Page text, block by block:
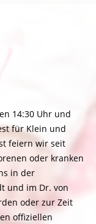
14:30 Uhr und
für Klein und
feiern wir seit
oder kranken
in der
und im Dr. von
oder zur Zeit
offiziellen